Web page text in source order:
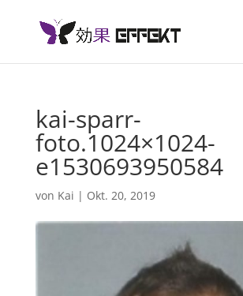
kai-sparr-
foto.1024×1024-
e1530693950584
von Kai | Okt. 20, 2019